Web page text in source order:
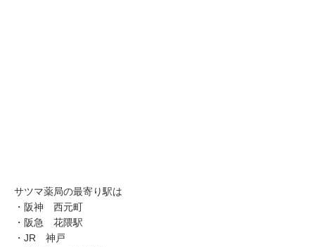
サツマ薬局の最寄り駅は
・阪神 西元町
・阪急 花隈駅
・JR 神戸